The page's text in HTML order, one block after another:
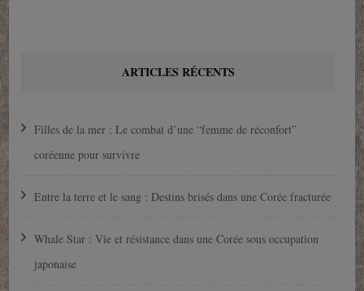
ARTICLES RÉCENTS
Filles de la mer : Le combat d’une “femme de réconfort”
coréenne pour survivre
Entre la terre et le sang : Destins brisés dans une Corée fracturée
Whale Star : Vie et résistance dans une Corée sous occupation
japonaise